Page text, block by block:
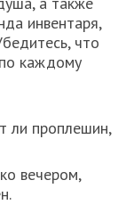
инвентаря,
что
каждому
ли проплешин,
вечером,